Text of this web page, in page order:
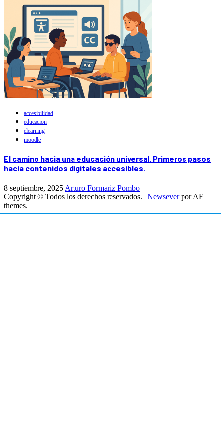
accesibilidad
educacion
elearning
moodle
El camino hacia una educación universal. Primeros pasos
hacía contenidos digitales accesibles.
8 septiembre, 2025 Arturo Formariz Pombo
Copyright © Todos los derechos reservados. | Newseverpor AF
themes.